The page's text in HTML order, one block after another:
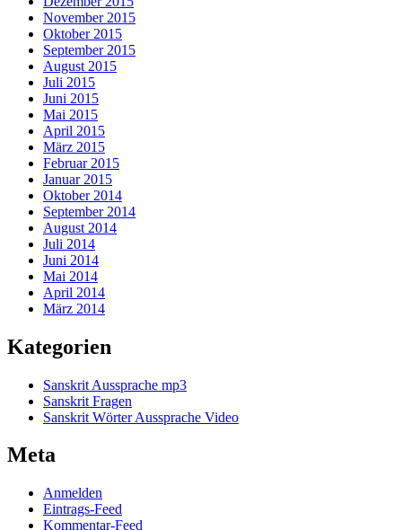
November 2015
Oktober 2015
September 2015
August 2015
Juli 2015
Juni 2015
Mai 2015
April 2015
März 2015
Februar 2015
Januar 2015
Oktober 2014
September 2014
August 2014
Juli 2014
Juni 2014
Mai 2014
April 2014
März 2014
Kategorien
Sanskrit Aussprache mp3
Sanskrit Fragen
Sanskrit Wörter Aussprache Video
Meta
Anmelden
Eintrags-Feed
Kommentar-Feed